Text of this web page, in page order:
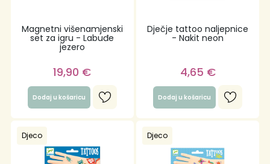
Magnetni višenamjenski
set za igru - Labuđe
jezero
19,90 €
Dodaj u košaricu
Dječje tattoo naljepnice
- Nakit neon
4,65 €
Dodaj u košaricu
Djeco Djeco